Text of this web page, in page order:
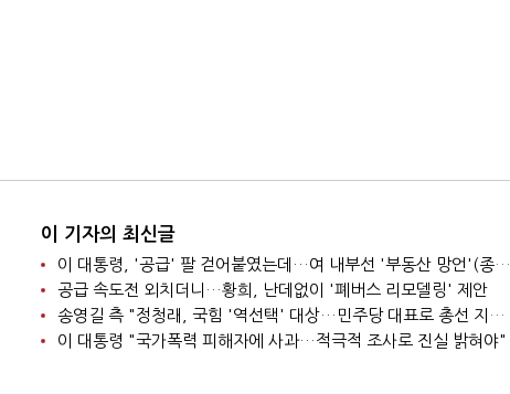
이 기자의 최신글
이 대통령, '공급' 팔 걷어붙였는데…여 내부선 '부동산 망언'(종합)
공급 속도전 외치더니…황희, 난데없이 '폐버스 리모델링' 제안
송영길 측 "정청래, 국힘 '역선택' 대상…민주당 대표로 총선 지휘 못해"
이 대통령 "국가폭력 피해자에 사과…적극적 조사로 진실 밝혀야"